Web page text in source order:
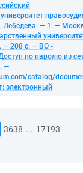
— 1. —
— 208 с. — ВО -
по паролю из
—
catalog/
электронный
3638 ... 17193